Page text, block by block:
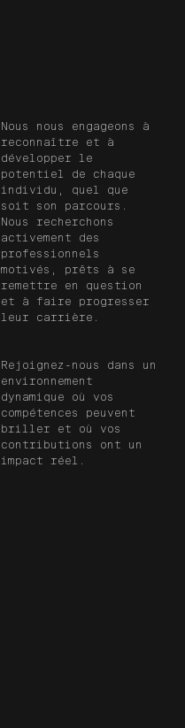
Nous nous engageons à
reconnaître et à
développer le
potentiel de chaque
individu, quel que
soit son parcours.
Nous recherchons
activement des
professionnels
motivés, prêts à se
remettre en question
et à faire progresser
leur carrière.
Rejoignez-nous dans un
environnement
dynamique où vos
compétences peuvent
briller et où vos
contributions ont un
impact réel.